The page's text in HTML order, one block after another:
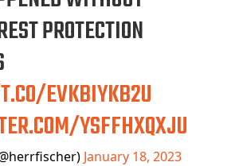
PROTECTION
EVKBIYKB2U
YSFFHXQXJU
January 18, 2023